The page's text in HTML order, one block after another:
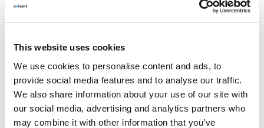
This website uses cookies
We use cookies to personalise content and ads, to
provide social media features and to analyse our traffic.
We also share information about your use of our site with
our social media, advertising and analytics partners who
may combine it with other information that you’ve
Ahir a la nit, el programa sobre ciècia i tecnologia
Deuwattsva emetre un reportatge sobre
comptar amb la participació d’Ackcent. Durant el
reportatge, enLluí­s Verai enDaniel Cruz , CEO i
COO d’Ackcent, respectivament, van parlar sobre
la nostra companyia, el negoci de la
ciberseguretat i sobre com estar protegits davant
els atacs cibernètics.